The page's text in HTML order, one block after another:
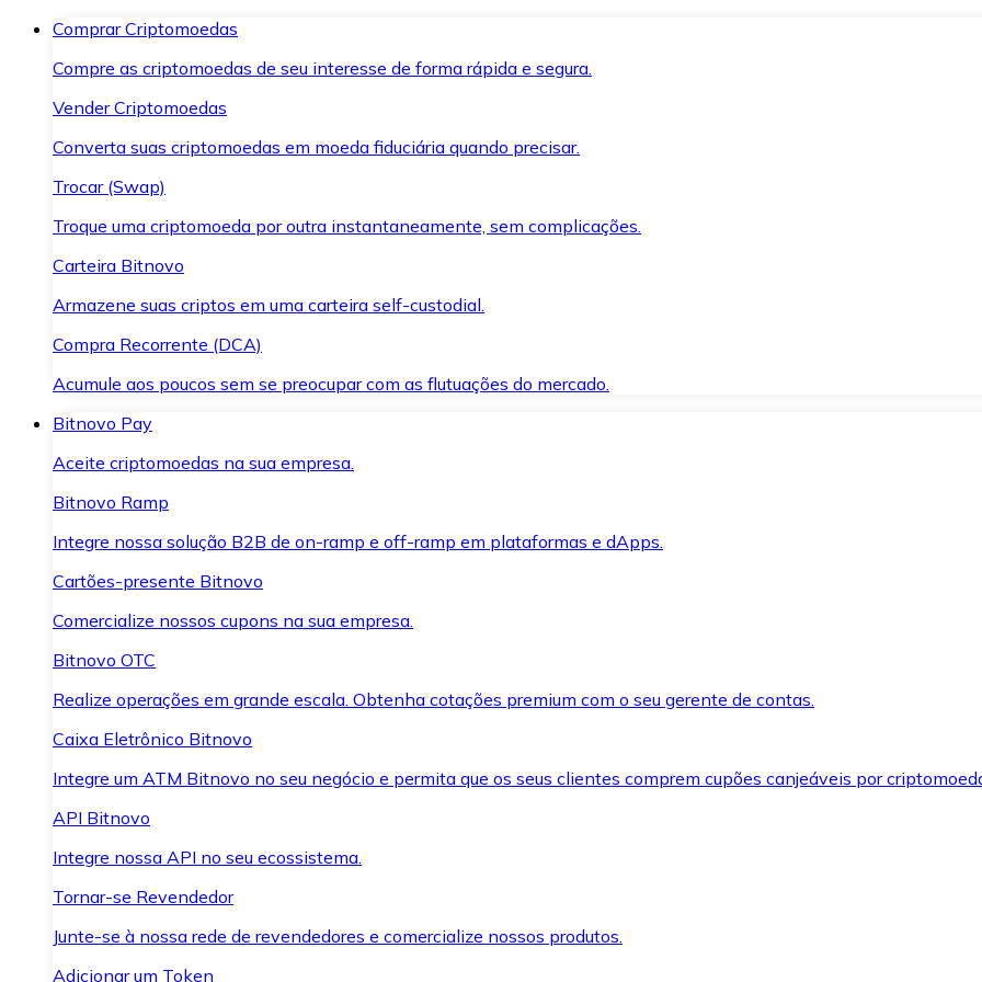
Comprar Criptomoedas
Compre as criptomoedas de seu interesse de forma rápida e segura.
Vender Criptomoedas
Converta suas criptomoedas em moeda fiduciária quando precisar.
Trocar (Swap)
Troque uma criptomoeda por outra instantaneamente, sem complicações.
Carteira Bitnovo
Armazene suas criptos em uma carteira self-custodial.
Compra Recorrente (DCA)
Acumule aos poucos sem se preocupar com as flutuações do mercado.
Bitnovo Pay
Aceite criptomoedas na sua empresa.
Bitnovo Ramp
Integre nossa solução B2B de on-ramp e off-ramp em plataformas e dApps.
Cartões-presente Bitnovo
Comercialize nossos cupons na sua empresa.
Bitnovo OTC
Realize operações em grande escala. Obtenha cotações premium com o seu gerente de contas.
Caixa Eletrônico Bitnovo
Integre um ATM Bitnovo no seu negócio e permita que os seus clientes comprem cupões canjeáveis por
API Bitnovo
Integre nossa API no seu ecossistema.
Tornar-se Revendedor
Junte-se à nossa rede de revendedores e comercialize nossos produtos.
Adicionar um Token